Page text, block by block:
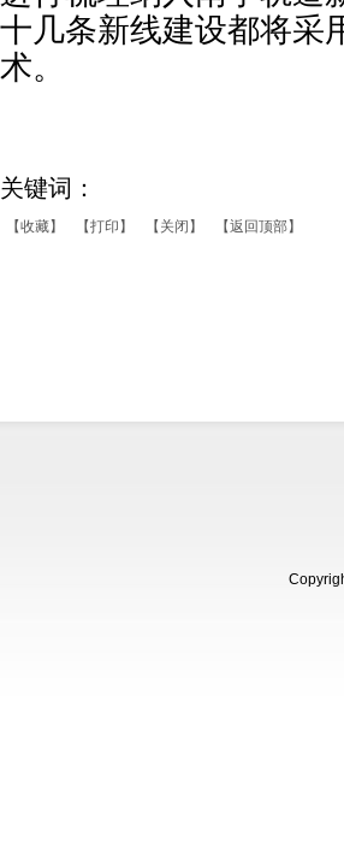
十几条新线建设都将采
术。
关键词：
【收藏】 【打印】 【关闭】 【返回顶部】